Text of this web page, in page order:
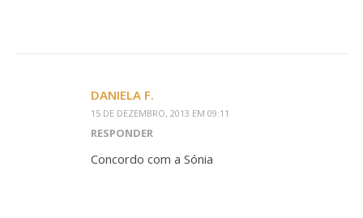
DANIELA F.
15 DE DEZEMBRO, 2013 EM 09:11
RESPONDER
Concordo com a Sónia